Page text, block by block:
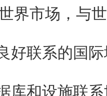
界市场，与
好联系的国
库和设施联